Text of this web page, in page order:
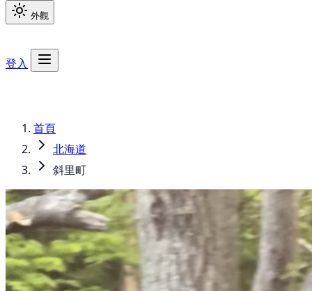
外觀
登入
首頁
北海道
斜里町